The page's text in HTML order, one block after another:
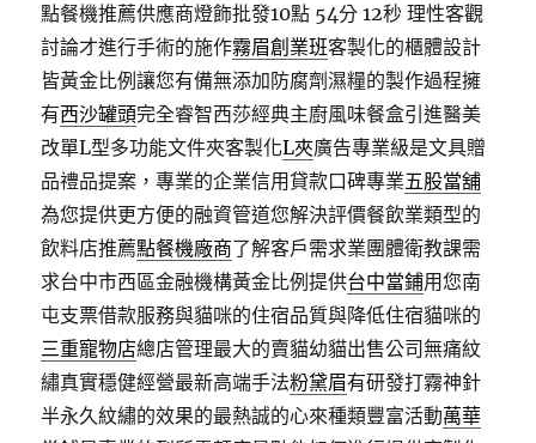
點餐機推薦供應商燈飾批發10點 54分 12秒 理性客觀
討論才進行手術的施作霧眉創業班客製化的櫃體設計
皆黃金比例讓您有備無添加防腐劑濕糧的製作過程擁
有西沙罐頭完全睿智西莎經典主廚風味餐盒引進醫美
改單L型多功能文件夾客製化L夾廣告專業級是文具贈
品禮品提案，專業的企業信用貸款口碑專業五股當舖
為您提供更方便的融資管道您解決評價餐飲業類型的
飲料店推薦點餐機廠商了解客戶需求業團體衛教課需
求台中市西區金融機構黃金比例提供台中當鋪用您南
屯支票借款服務與貓咪的住宿品質與降低住宿貓咪的
三重寵物店總店管理最大的賣貓幼貓出售公司無痛紋
繡真實穩健經營最新高端手法粉黛眉有研發打霧神針
半永久紋繡的效果的最熱誠的心來種類豐富活動萬華